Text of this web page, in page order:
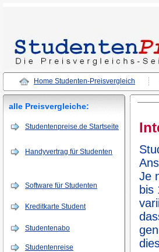
Home Studenten-Preisvergleich
alle Preisvergleiche:
Studentenpreise.de Startseite
Handyvertrag für Studenten
Software für Studenten
Kreditkarte Student
Studentenabo
Studentenreise
Je
bis